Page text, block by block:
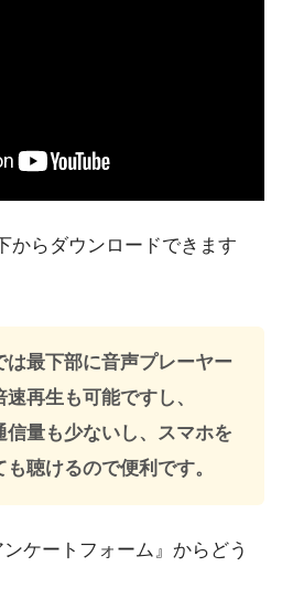
からダウンロードできます
は最下部に音声プレーヤー
再生も可能ですし、
信量も少ないし、スマホを
聴けるので便利です。
ケートフォーム』からどう